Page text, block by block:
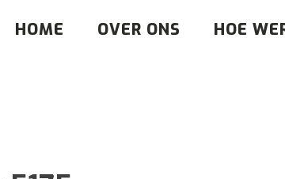
HOME OVER ONS HOE